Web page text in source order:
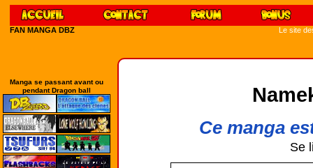
FAN MANGA DBZ Le site
Manga se passant avant ou
pendant Dragon ball
Ce manga
Se